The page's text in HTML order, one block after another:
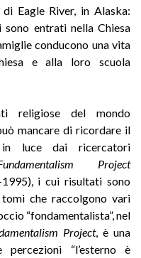
Eagle River, in Alaska:
entrati nella Chiesa
conducono una vita
e alla loro scuola
religiose del mondo
mancare di ricordare il
in luce dai ricercatori
Project
1995), i cui risultati sono
che raccolgono vari
“fondamentalista”, nel
Project, è una
percezioni “l’esterno è